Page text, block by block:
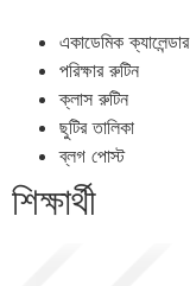
একাডেমিক ক্যালেন্ডার
পরিক্ষার রুটিন
ক্লাস রুটিন
ছুটির তালিকা
ব্লগ পোস্ট
শিক্ষার্থী